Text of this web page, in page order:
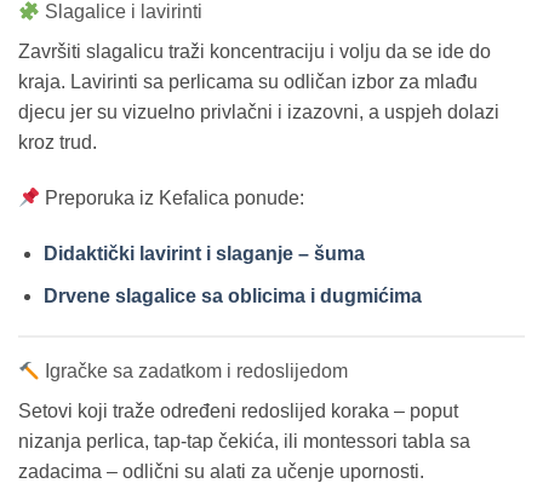
Slagalice i lavirinti
Završiti slagalicu traži koncentraciju i volju da se ide do
kraja. Lavirinti sa perlicama su odličan izbor za mlađu
djecu jer su vizuelno privlačni i izazovni, a uspjeh dolazi
kroz trud.
Preporuka iz Kefalica ponude:
Didaktički lavirint i slaganje – šuma
Drvene slagalice sa oblicima i dugmićima
Igračke sa zadatkom i redoslijedom
Setovi koji traže određeni redoslijed koraka – poput
nizanja perlica, tap-tap čekića, ili montessori tabla sa
zadacima – odlični su alati za učenje upornosti.